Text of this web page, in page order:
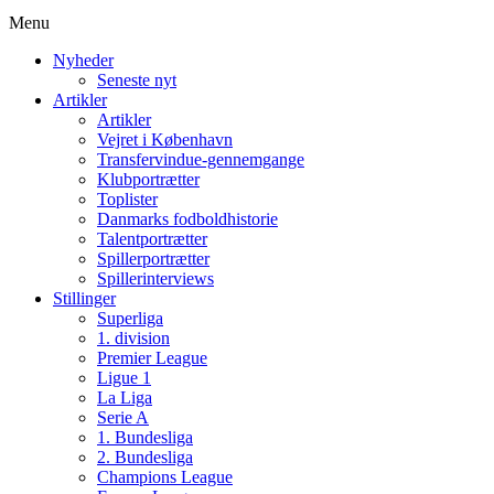
Menu
Nyheder
Seneste nyt
Artikler
Artikler
Vejret i København
Transfervindue-gennemgange
Klubportrætter
Toplister
Danmarks fodboldhistorie
Talentportrætter
Spillerportrætter
Spillerinterviews
Stillinger
Superliga
1. division
Premier League
Ligue 1
La Liga
Serie A
1. Bundesliga
2. Bundesliga
Champions League